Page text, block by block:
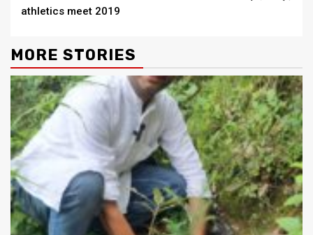
athletics meet 2019
MORE STORIES